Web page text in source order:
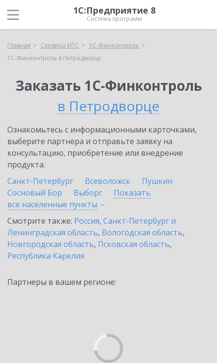
1С:Предприятие 8
Система программ
Главная Сервисы ИТС
1С-Финконтроль
1С-Финконтроль в Петродворце
Заказать 1С-Финконтроль
в Петродворце
Ознакомьтесь с информационными карточками,
выберите партнёра и отправьте заявку на
консультацию, приобретение или внедрение
продукта.
Санкт-Петербург
Всеволожск
Пушкин
Сосновый Бор
Выборг
Показать
все населенные пункты
Смотрите также: Россия, Санкт-Петербург и
Ленинградская область, Вологодская область,
Новгородская область, Псковская область,
Республика Карелия
Партнеры в вашем регионе: